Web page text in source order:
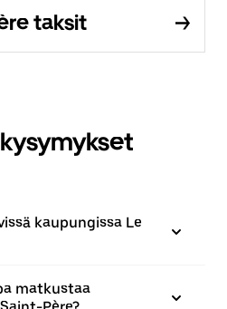
taksit
kaupungissa Le
matkustaa